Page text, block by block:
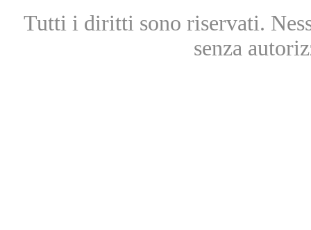
Tutti i diritti sono riservati.
senza